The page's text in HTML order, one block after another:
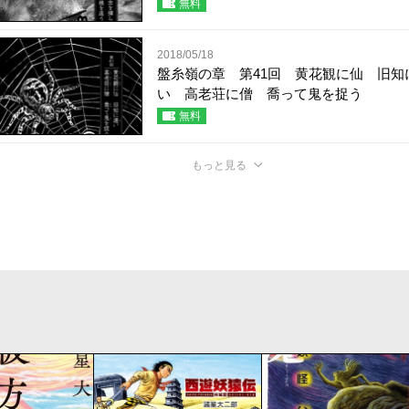
無料
2018/05/18
盤糸嶺の章 第41回 黄花観に仙 旧知
い 高老荘に僧 喬って鬼を捉う
無料
もっと見る